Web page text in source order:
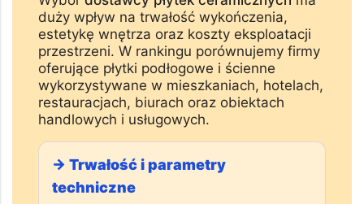
Ceramicznych
Wybórdostawcy płytek ceramicznych
ma
duży wpływ na trwałość wykończenia,
estetykę wnętrza oraz koszty eksploatacji
przestrzeni. W rankingu porównujemy firmy
oferujące płytki podłogowe i ścienne
wykorzystywane w mieszkaniach, hotelach,
restauracjach, biurach oraz obiektach
handlowych i usługowych.